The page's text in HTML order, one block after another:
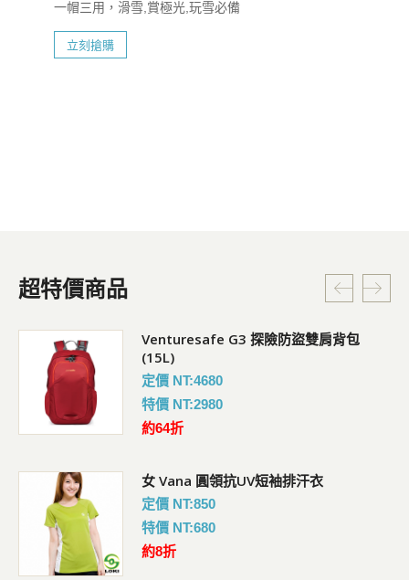
一帽三用，滑雪,賞極光,玩雪必備
立刻搶購
超特價商品
Venturesafe G3 探險防盜雙肩背包
(15L)
定價 NT:4680
特價 NT:2980
約64折
女 Vana 圓領抗UV短袖排汗衣
定價 NT:850
特價 NT:680
約8折